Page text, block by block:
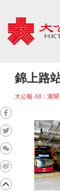
錦上路
大公報 A8：港聞